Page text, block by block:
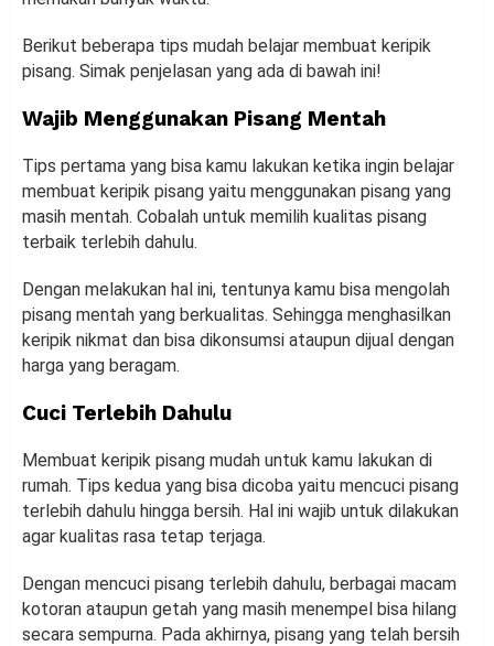
Berikut beberapa tips mudah belajar membuat keripik
pisang. Simak penjelasan yang ada di bawah ini!
Wajib Menggunakan Pisang Mentah
Tips pertama yang bisa kamu lakukan ketika ingin belajar
membuat keripik pisang yaitu menggunakan pisang yang
masih mentah. Cobalah untuk memilih kualitas pisang
terbaik terlebih dahulu.
Dengan melakukan hal ini, tentunya kamu bisa mengolah
pisang mentah yang berkualitas. Sehingga menghasilkan
keripik nikmat dan bisa dikonsumsi ataupun dijual dengan
harga yang beragam.
Cuci Terlebih Dahulu
Membuat keripik pisang mudah untuk kamu lakukan di
rumah. Tips kedua yang bisa dicoba yaitu mencuci pisang
terlebih dahulu hingga bersih. Hal ini wajib untuk dilakukan
agar kualitas rasa tetap terjaga.
Dengan mencuci pisang terlebih dahulu, berbagai macam
kotoran ataupun getah yang masih menempel bisa hilang
secara sempurna. Pada akhirnya, pisang yang telah bersih